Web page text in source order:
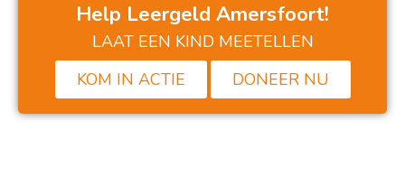
Help Leergeld Amersfoort!
LAAT EEN KIND MEETELLEN
KOM IN ACTIE
DONEER NU